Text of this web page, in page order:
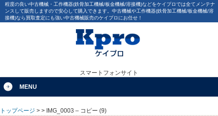
程度の良い中古機械・工作機器(鉄骨加工機械/板金機械/溶接機)などをケイプロでは全てメンテナ
ンスして販売しますので安心して購入できます。中古機械や工作機器(鉄骨加工機械/板金機械/溶
接機)なら買取査定にも強い中古機械販売のケイプロにお任せ！
スマートフォンサイト
MENU
トップページ > > IMG_0003 – コピー (9)